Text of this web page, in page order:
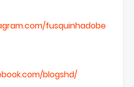
fusquinhadobe
blogshd/